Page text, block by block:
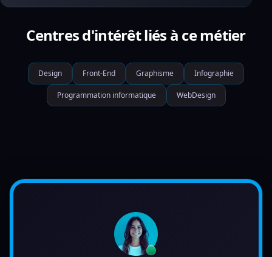
Centres d'intérêt liés à ce métier
Design Front-End Graphisme Infographie
Programmation informatique WebDesign